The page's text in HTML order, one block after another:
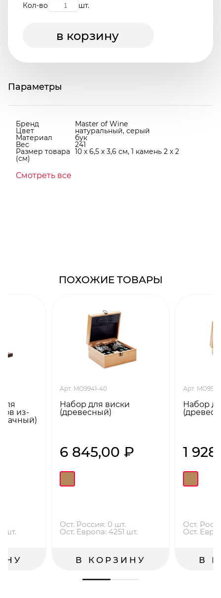
Кол-во шт.
в корзину
Параметры
Бренд Master of Wine
Цвет натуральный, серый
Материал бук
Вес 241
Размер товара
(см)
10 х 6,5 х 3,6 см, 1 камень 2 х 2
Смотреть все
ПОХОЖИЕ ТОВАРЫ
из-
шт.
Арт. MO9941-40
Набор для виски
(древесный)
6 845,00 ₽
Ост. Россия: 0 шт.
Ост. Европа: 4251 шт.
В КОРЗИНУ
Арт.
Набор
1
Ост.
Ост.
В